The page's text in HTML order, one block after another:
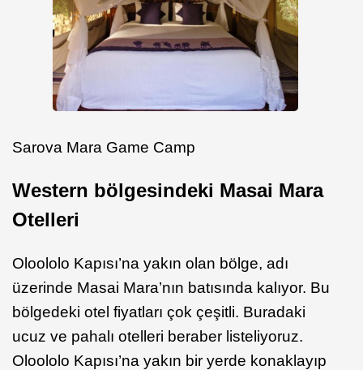
Sarova Mara Game Camp
Western bölgesindeki Masai Mara
Otelleri
Oloololo Kapısı’na yakın olan bölge, adı
üzerinde Masai Mara’nın batısında kalıyor. Bu
bölgedeki otel fiyatları çok çeşitli. Buradaki
ucuz ve pahalı otelleri beraber listeliyoruz.
Oloololo Kapısı’na yakın bir yerde konaklayıp